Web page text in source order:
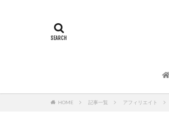
HOME 記事一覧 アフィリエイト